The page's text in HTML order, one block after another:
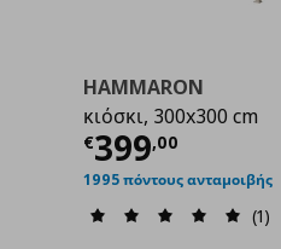
€ 80,00
HAMMARON
κιόσκι, 300x300 cm
€399,00
Τρέχουσα
1995 πόντους ανταμοιβής
(1)